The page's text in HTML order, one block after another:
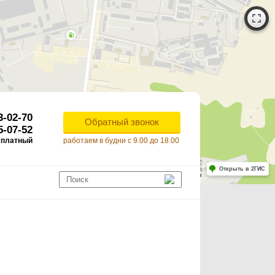
Работает на API 2ГИС
Лицензионное соглашение
корректной работы Raster JS API нужен ключ. Помощь: api@2gis.ru
Открыть в 2ГИС
02-70
07-52
Обратный звонок
работаем в будни с 9.00 до 18.00